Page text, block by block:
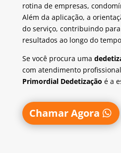
rotina de empresas,
Além da aplicação, a
do serviço, contribuindo
resultados ao longo do
Se você procura uma
com atendimento
Primordial Dedetização é a
Chamar Agora